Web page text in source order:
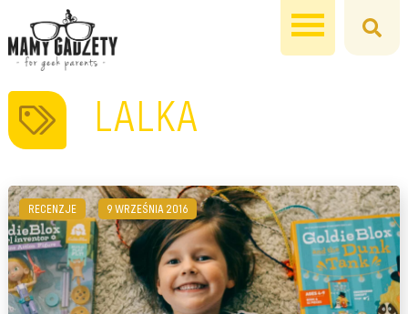
LALKA
RECENZJE 9 WRZEŚNIA 2016